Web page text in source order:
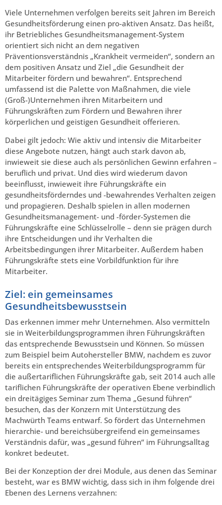
Viele Unternehmen verfolgen bereits seit Jahren im Bereich
Gesundheitsförderung einen pro-aktiven Ansatz. Das heißt,
ihr Betriebliches Gesundheitsmanagement-System
orientiert sich nicht an dem negativen
Präventionsverständnis „Krankheit vermeiden“, sondern an
dem positiven Ansatz und Ziel „die Gesundheit der
Mitarbeiter fördern und bewahren“. Entsprechend
umfassend ist die Palette von Maßnahmen, die viele
(Groß-)Unternehmen ihren Mitarbeitern und
Führungskräften zum Fördern und Bewahren ihrer
körperlichen und geistigen Gesundheit offerieren.
Dabei gilt jedoch: Wie aktiv und intensiv die Mitarbeiter
diese Angebote nutzen, hängt auch stark davon ab,
inwieweit sie diese auch als persönlichen Gewinn erfahren –
beruflich und privat. Und dies wird wiederum davon
beeinflusst, inwieweit ihre Führungskräfte ein
gesundheitsförderndes und -bewahrendes Verhalten zeigen
und propagieren. Deshalb spielen in allen modernen
Gesundheitsmanagement- und -förder-Systemen die
Führungskräfte eine Schlüsselrolle – denn sie prägen durch
ihre Entscheidungen und ihr Verhalten die
Arbeitsbedingungen ihrer Mitarbeiter. Außerdem haben
Führungskräfte stets eine Vorbildfunktion für ihre
Mitarbeiter.
Ziel: ein gemeinsames
Gesundheitsbewusstsein
Das erkennen immer mehr Unternehmen. Also vermitteln
sie in Weiterbildungsprogrammen ihren Führungskräften
das entsprechende Bewusstsein und Können. So müssen
zum Beispiel beim Autohersteller BMW, nachdem es zuvor
bereits ein entsprechendes Weiterbildungsprogramm für
die außertariflichen Führungskräfte gab, seit 2014 auch alle
tariflichen Führungskräfte der operativen Ebene verbindlich
ein dreitägiges Seminar zum Thema „Gesund führen“
besuchen, das der Konzern mit Unterstützung des
Machwürth Teams entwarf. So fördert das Unternehmen
hierarchie- und bereichsübergreifend ein gemeinsames
Verständnis dafür, was „gesund führen“ im Führungsalltag
konkret bedeutet.
Bei der Konzeption der drei Module, aus denen das Seminar
besteht, war es BMW wichtig, dass sich in ihm folgende drei
Ebenen des Lernens verzahnen: